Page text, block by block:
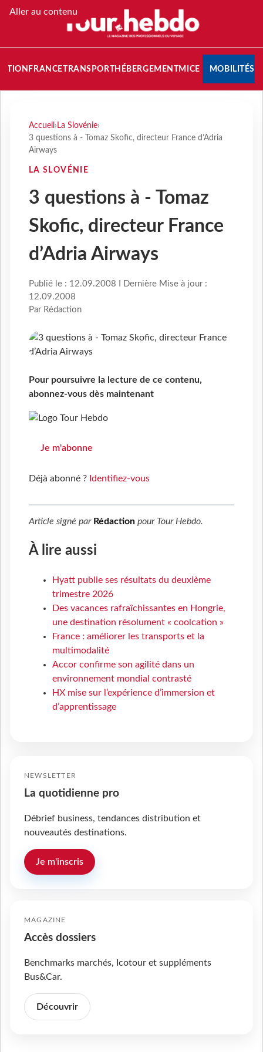
Aller au contenu
FRANCETRANSPORT HÉBERGEMENTMICE MOBILITÉS
Accueil › La Slovénie›
3 questions à - Tomaz Skofic, directeur France d’Adria
Airways
LA SLOVÉNIE
3 questions à - Tomaz
Skofic, directeur France
d’Adria Airways
Publié le : 12.09.2008 I Dernière Mise à jour :
12.09.2008
Par Rédaction
Pour poursuivre la lecture de ce contenu,
abonnez-vous dès maintenant
Je m'abonne
Déjà abonné ? Identifiez-vous
Article signé par Rédaction pour Tour Hebdo.
À lire aussi
Hyatt publie ses résultats du deuxième
trimestre 2026
Des vacances rafraîchissantes en Hongrie,
une destination résolument « coolcation »
France : améliorer les transports et la
multimodalité
Accor confirme son agilité dans un
environnement mondial contrasté
HX mise sur l’expérience d’immersion et
d’apprentissage
NEWSLETTER
La quotidienne pro
Débrief business, tendances distribution et
nouveautés destinations.
Je m'inscris
MAGAZINE
Accès dossiers
Benchmarks marchés, Icotour et suppléments
Bus&Car.
Découvrir